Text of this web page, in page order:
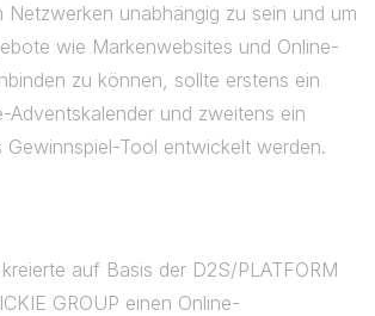
Netzwerken unabhängig zu sein und um
wie Markenwebsites und Online-
zu können, sollte erstens ein
Adventskalender und zweitens ein
Gewinnspiel-Tool entwickelt werden.
auf Basis der D2S/PLATFORM
GROUP einen Online-